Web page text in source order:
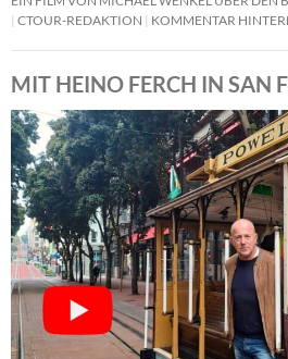
CTOUR-REDAKTION
KOMMENTAR
MIT HEINO FERCH IN SAN